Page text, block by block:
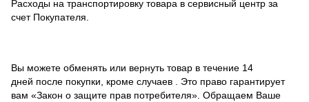
Расходы на транспортировку товара в сервисный центр за
счет Покупателя.
Вы можете обменять или вернуть товар в течение 14
дней после покупки, кроме случаев . Это право гарантирует
вам «Закон о защите прав потребителя». Обращаем Ваше